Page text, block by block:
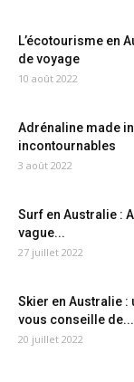
L’écotourisme en
de voyage
10 août 2022
Adrénaline made
incontournables
3 août 2022
Surf en Australie :
vague...
27 juillet 2022
Skier en Australie :
vous conseille de...
20 juillet 2022